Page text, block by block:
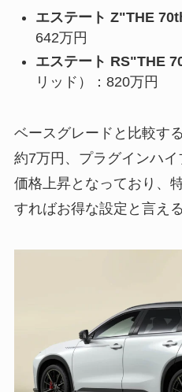
エステート Z"THE
642万円
エステート RS"THE
リッド）：820万円
ベースグレードと比較す
約7万円、プラグインハ
価格上昇となっており、
すればお得な設定と言え